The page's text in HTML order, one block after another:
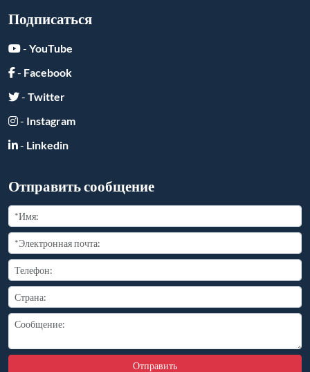
Подписаться
- YouTube
- Facebook
- Twitter
- Instagram
- Linkedin
Отправить сообщение
Отправить